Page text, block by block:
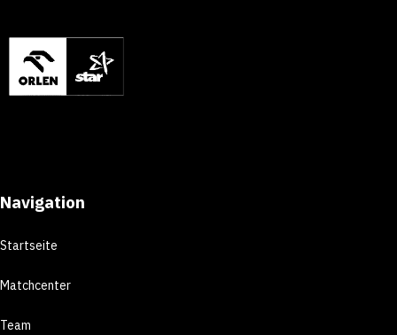
Navigation
Startseite
Matchcenter
Team